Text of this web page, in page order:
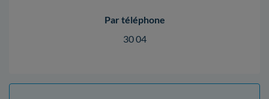
Par téléphone
30 04